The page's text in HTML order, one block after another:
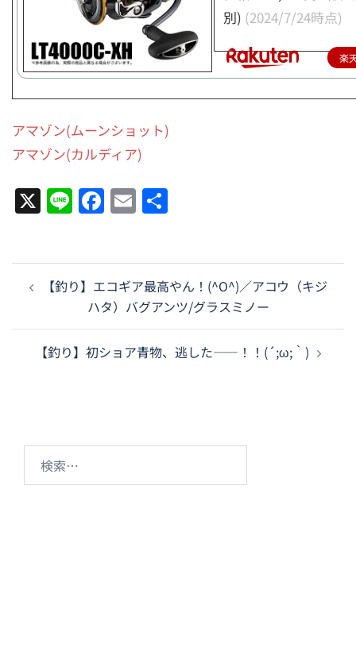
別) (2024/7/24時点)
楽
アマゾン(ムーンショット)
アマゾン(カルディア)
Line Facebook
Email
稿
ン
【釣り】エコギア最高やん！(^O^)／アコウ（キジ
ハタ）バグアンツ/グラスミノー
【釣り】初ショア青物、逃した――！！(´;ω;｀)